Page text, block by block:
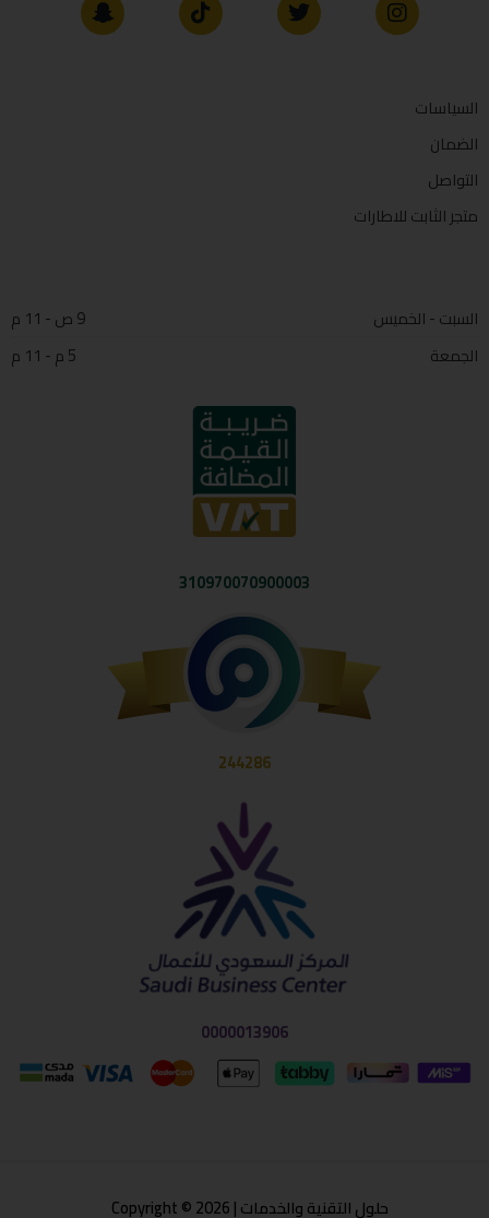
السياسات
الضمان
التواصل
متجر الثابت للاطارات
السبت - الخميس
9 ص - 11 م
الجمعة
5 م - 11 م
310970070900003
244286
0000013906
حلول التقنية والخدمات | Copyright © 2026